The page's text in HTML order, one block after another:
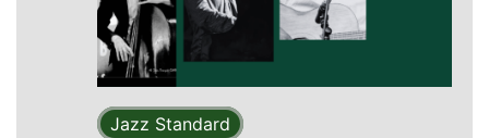
Jazz Standard